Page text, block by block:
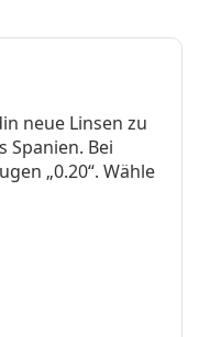
neue Linsen zu
Spanien. Bei
„0.20“. Wähle